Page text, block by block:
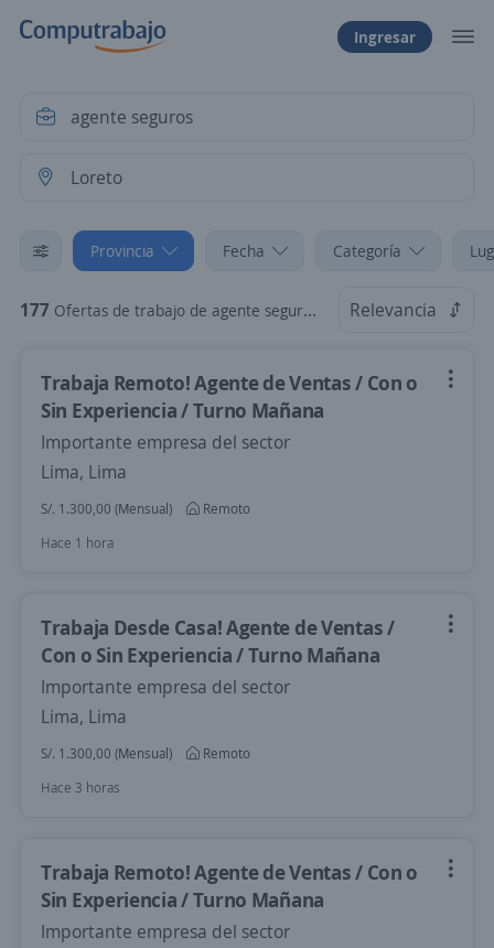
Ingresar
Provincia Fecha Categoría
177 Ofertas de trabajo de agente seguros en Loreto Relevancia
Trabaja Remoto! Agente de Ventas / Con o
Sin Experiencia / Turno Mañana
Importante empresa del sector
Lima, Lima
S/. 1.300,00 (Mensual)
Remoto
Hace 1 hora
Trabaja Desde Casa! Agente de Ventas /
Con o Sin Experiencia / Turno Mañana
Importante empresa del sector
Lima, Lima
S/. 1.300,00 (Mensual)
Remoto
Hace 3 horas
Trabaja Remoto! Agente de Ventas / Con o
Sin Experiencia / Turno Mañana
Importante empresa del sector